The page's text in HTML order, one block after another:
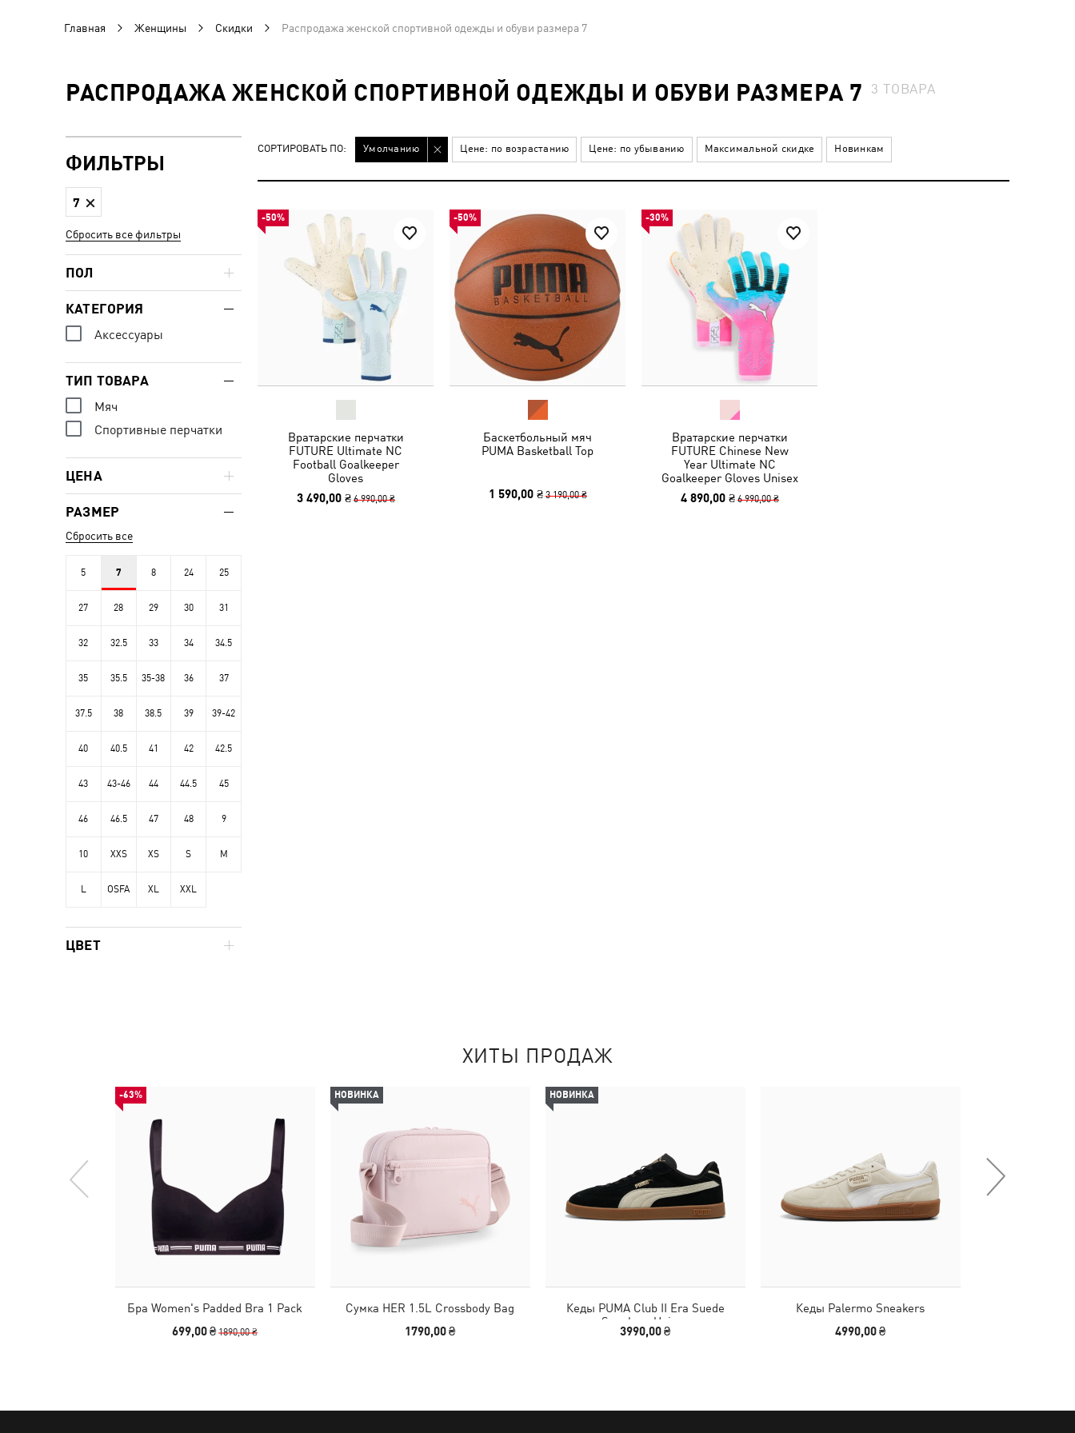
Главная Женщины Скидки Распродажа женской спортивной одежды и обуви размера 7
РАСПРОДАЖА ЖЕНСКОЙ СПОРТИВНОЙ ОДЕЖДЫ И ОБУВИ РАЗМЕРА 7 3 ТОВАРА
СОРТИРОВАТЬ ПО: Умолчанию Цене: по возрастанию Цене: по убыванию Максимальной скидке Новинкам
-50%
Вратарские перчатки
FUTURE Ultimate NC
Football Goalkeeper
Gloves
3 490,00 ₴ 6 990,00 ₴
-50%
Баскетбольный мяч
PUMA Basketball Top
1 590,00 ₴ 3 190,00 ₴
-30%
Вратарские перчатки
FUTURE Chinese New
Year Ultimate NC
Goalkeeper Gloves Unisex
4 890,00 ₴ 6 990,00 ₴
ФИЛЬТРЫ
7
Сбросить все фильтры
ПОЛ
КАТЕГОРИЯ
Аксессуары
ТИП ТОВАРА
Мяч
Спортивные перчатки
ЦЕНА
РАЗМЕР
Сбросить все
5 7 8 24 25
27 28 29 30 31
32 32.5 33 34 34.5
35 35.5 35-38 36 37
37.5 38 38.5 39 39-42
40 40.5 41 42 42.5
43 43-46 44 44.5 45
46 46.5 47 48 9
10 XXS XS S M
L OSFA XL XXL
ЦВЕТ
ХИТЫ ПРОДАЖ
-63%
Бра Women's Padded Bra 1 Pack
699,00 ₴1890,00 ₴
НОВИНКА
Сумка HER 1.5L Crossbody Bag
1790,00 ₴
НОВИНКА
Кеды PUMA Club II Era Suede
Sneakers Unisex
3990,00 ₴
Кеды Palermo Sneakers
4990,00 ₴